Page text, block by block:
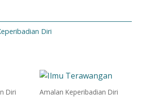
Diri
Diri Amalan Keperibadian Diri